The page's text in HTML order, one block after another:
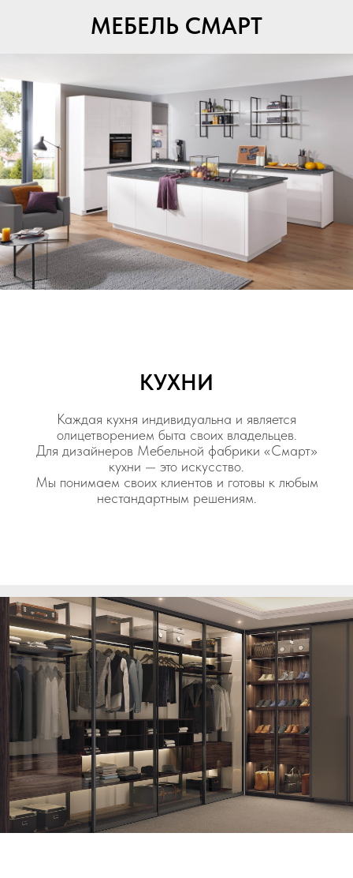
МЕБЕЛЬ СМАРТ
КУХНИ
Каждая кухня индивидуальна и является
олицетворением быта своих владельцев.
Для дизайнеров Мебельной фабрики «Смарт»
кухни — это искусство.
Мы понимаем своих клиентов и готовы к любым
нестандартным решениям.